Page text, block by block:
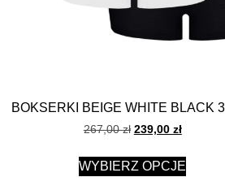
BOKSERKI BEIGE WHITE BLACK
267,00zł 239,00 zł
WYBIERZ OPCJE